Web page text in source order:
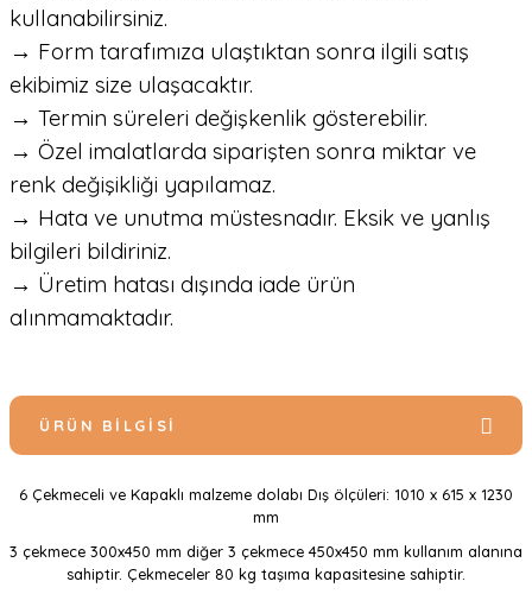
kullanabilirsiniz.
→ Form tarafımıza ulaştıktan sonra ilgili satış
ekibimiz size ulaşacaktır.
→ Termin süreleri değişkenlik gösterebilir.
→ Özel imalatlarda siparişten sonra miktar ve
renk değişikliği yapılamaz.
→ Hata ve unutma müstesnadır. Eksik ve yanlış
bilgileri bildiriniz.
→ Üretim hatası dışında iade ürün
alınmamaktadır.
ÜRÜN BILGISI
6 Çekmeceli ve Kapaklı malzeme dolabı Dış ölçüleri: 1010 x 615 x 1230
mm
3 çekmece 300x450 mm diğer 3 çekmece 450x450 mm kullanım alanına
sahiptir. Çekmeceler 80 kg taşıma kapasitesine sahiptir.